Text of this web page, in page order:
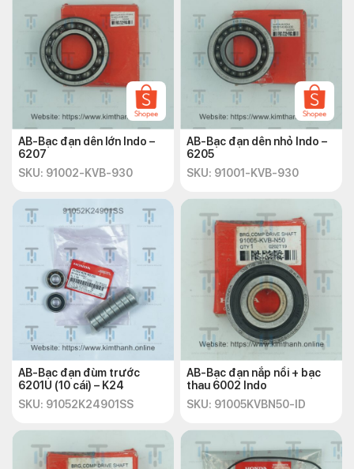
AB-Bạc đạn dên lớn Indo –
6207
SKU: 91002-KVB-930
AB-Bạc đạn dên nhỏ Indo –
6205
SKU: 91001-KVB-930
AB-Bạc đạn đùm trước
6201U (10 cái) – K24
SKU: 91052K24901SS
AB-Bạc đạn nắp nồi + bạc
thau 6002 Indo
SKU: 91005KVBN50-ID